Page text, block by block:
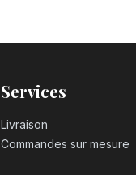
Services
Livraison
Commandes sur mesure